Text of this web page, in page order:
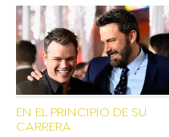
EN EL PRINCIPIO DE SU
CARRERA